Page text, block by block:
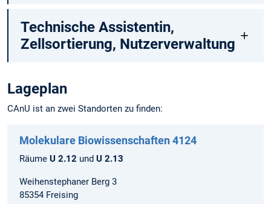
Technische Assistentin,
Zellsortierung, Nutzerverwaltung
Lageplan
CAnU ist an zwei Standorten zu finden:
Molekulare Biowissenschaften 4124
Räume U 2.12 und U 2.13
Weihenstephaner Berg 3
85354 Freising